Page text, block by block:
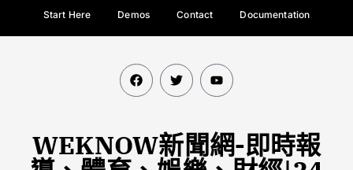
Start Here Demos Contact Documentation
WEKNOW新聞網-即時報